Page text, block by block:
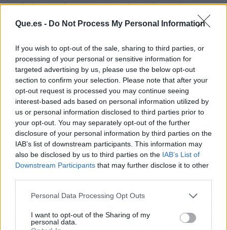
Que.es - Do Not Process My Personal Information
If you wish to opt-out of the sale, sharing to third parties, or
processing of your personal or sensitive information for
targeted advertising by us, please use the below opt-out
section to confirm your selection. Please note that after your
opt-out request is processed you may continue seeing
interest-based ads based on personal information utilized by
us or personal information disclosed to third parties prior to
your opt-out. You may separately opt-out of the further
disclosure of your personal information by third parties on the
IAB’s list of downstream participants. This information may
also be disclosed by us to third parties on the IAB’s List of
Downstream Participants that may further disclose it to other
Personal Data Processing Opt Outs
I want to opt-out of the Sharing of my
personal data.
señala que el nuevo manual puede ser de
especial interés para los guardas forestales de
países productores de maderas tropicales
CITES por lo que el documento será divulgado
en los cursos de formación de guardas
medioambientales que el MITECO desarrolla en
el proyecto "Ecoguardas".
De acuerdo con los datos del Programa de la
ONU para el Medio Ambiente (PNUMA), la tala
ilegal es el primer delito medioambiental a
escala global.Solo en 2016 generó entre 50,7 y
152 mil millones de dólares.
productos derivados representa el 80 por ciento
del volumen de tráfico de especies silvestres en
todo el mundo y favorece la degradación